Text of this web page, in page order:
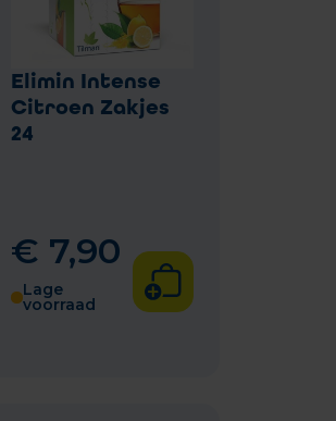
Elimin Intense
Citroen Zakjes
24
€ 7,90
Lage
voorraad